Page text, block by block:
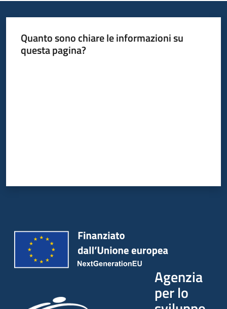
Quanto sono chiare le informazioni su
questa pagina?
Agenzia
per lo